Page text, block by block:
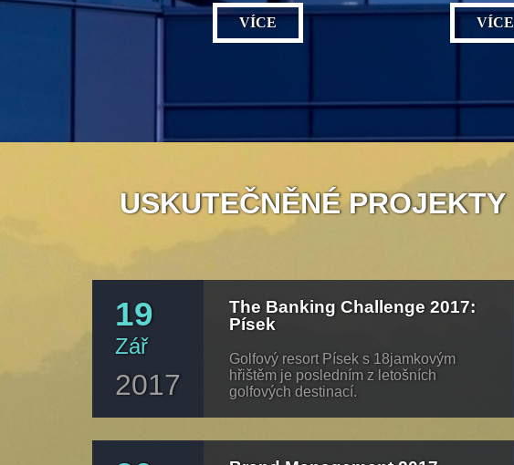
VÍCE VÍCE
USKUTEČNĚNÉ PROJEKTY
19
Zář
2017
The Banking Challenge 2017:
Písek
Golfový resort Písek s 18jamkovým
hřištěm je posledním z letošních
golfových destinací.